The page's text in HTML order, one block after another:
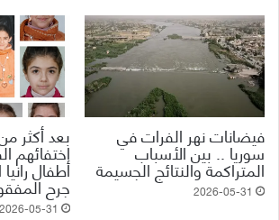
فيضانات نهر الفرات في
سوريا .. بين الأسباب
المتراكمة والنتائج الجسيمة
2026-05-31
اختفائهم
أطفال
جرح
2026-05-31